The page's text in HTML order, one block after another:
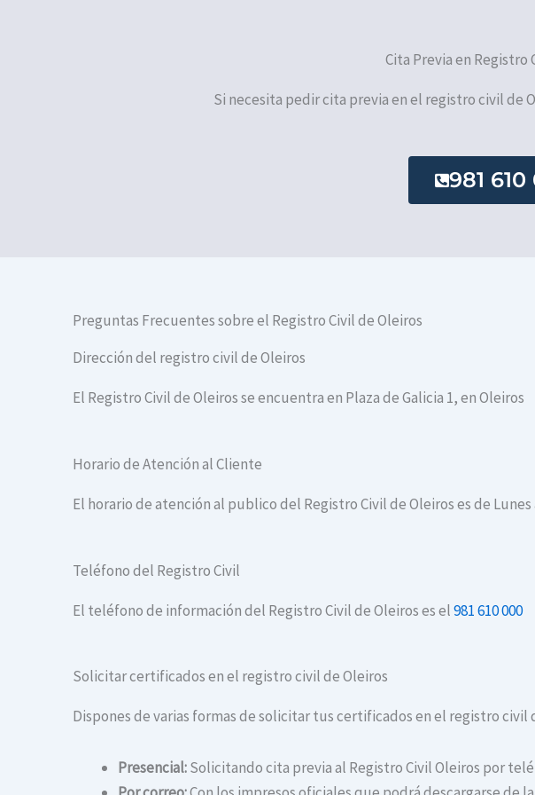
Cita Previa en Registro
Si necesita pedir cita previa en el registro civil de
981
Preguntas Frecuentes sobre el Registro Civil de Oleiros
Dirección del registro civil de Oleiros
El Registro Civil de Oleiros se encuentra en Plaza de Galicia 1, en Oleiros
Horario de Atención al Cliente
El horario de atención al publico del Registro Civil de Oleiros es de Lunes
Teléfono del Registro Civil
El teléfono de información del Registro Civil de Oleiros es el981 610 000
Solicitar certificados en el registro civil de Oleiros
Dispones de varias formas de solicitar tus certificados en el registro civil
Presencial:Solicitando cita previa al Registro Civil Oleiros por